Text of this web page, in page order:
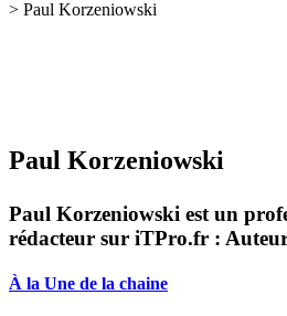
> Paul Korzeniowski
Paul Korzeniowski
Paul Korzeniowski est un
rédacteur sur iTPro.fr :
À la Une de la chaine